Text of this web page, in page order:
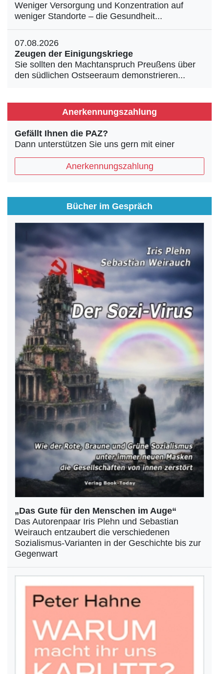
Weniger Versorgung und Konzentration auf
weniger Standorte – die Gesundheit...
07.08.2026
Zeugen der Einigungskriege
Sie sollten den Machtanspruch Preußens über
den südlichen Ostseeraum demonstrieren...
Anerkennungszahlung
Gefällt Ihnen die PAZ?
Dann unterstützen Sie uns gern mit einer
Anerkennungszahlung
Bücher im Gespräch
„Das Gute für den Menschen im Auge“
Das Autorenpaar Iris Plehn und Sebastian
Weirauch entzaubert die verschiedenen
Sozialismus-Varianten in der Geschichte bis zur
Gegenwart